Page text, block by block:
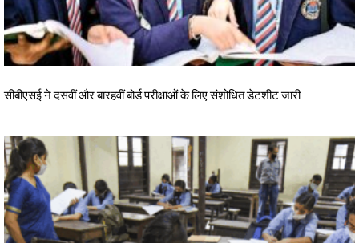
सीबीएसई ने दसवीं और बारहवीं बोर्ड परीक्षाओं के लिए संशोधित डेटशीट जारी